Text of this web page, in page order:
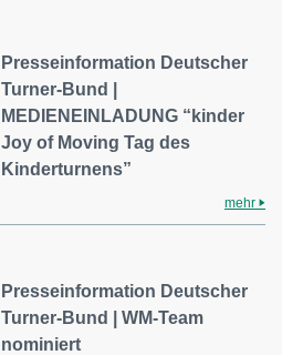
Presseinformation Deutscher
Turner-Bund |
MEDIENEINLADUNG “kinder
Joy of Moving Tag des
Kinderturnens”
mehr
Presseinformation Deutscher
Turner-Bund | WM-Team
nominiert